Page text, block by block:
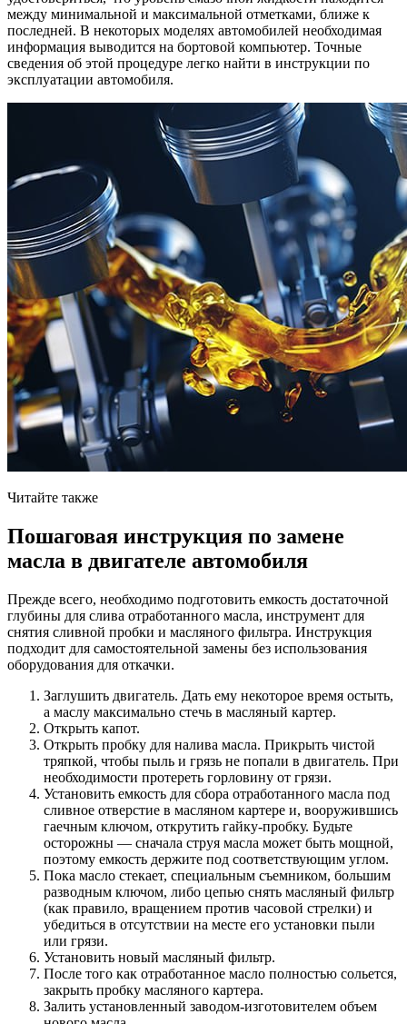
между минимальной и максимальной отметками, ближе к
последней. В некоторых моделях автомобилей необходимая
информация выводится на бортовой компьютер. Точные
сведения об этой процедуре легко найти в инструкции по
эксплуатации автомобиля.
Читайте также
Пошаговая инструкция по замене
масла в двигателе автомобиля
Прежде всего, необходимо подготовить емкость достаточной
глубины для слива отработанного масла, инструмент для
снятия сливной пробки и масляного фильтра. Инструкция
подходит для самостоятельной замены без использования
оборудования для откачки.
Заглушить двигатель. Дать ему некоторое время остыть,
а маслу максимально стечь в масляный картер.
Открыть капот.
Открыть пробку для налива масла. Прикрыть чистой
тряпкой, чтобы пыль и грязь не попали в двигатель. При
необходимости протереть горловину от грязи.
Установить емкость для сбора отработанного масла под
сливное отверстие в масляном картере и, вооружившись
гаечным ключом, открутить гайку-пробку. Будьте
осторожны — сначала струя масла может быть мощной,
поэтому емкость держите под соответствующим углом.
Пока масло стекает, специальным съемником, большим
разводным ключом, либо цепью снять масляный фильтр
(как правило, вращением против часовой стрелки) и
убедиться в отсутствии на месте его установки пыли
или грязи.
Установить новый масляный фильтр.
После того как отработанное масло полностью сольется,
закрыть пробку масляного картера.
Залить установленный заводом-изготовителем объем